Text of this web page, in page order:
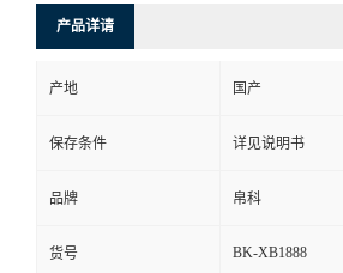
产品详请
产地 国产
保存条件 详见说明书
品牌 帛科
货号 BK-XB1888